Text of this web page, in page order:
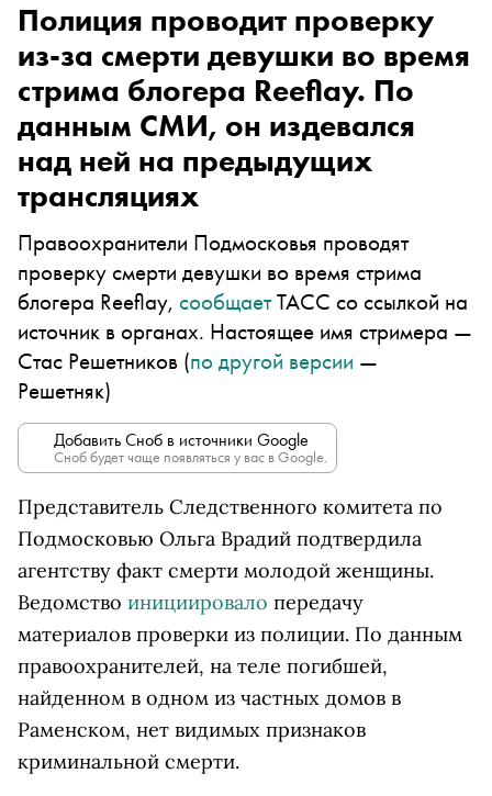
Полиция проводит проверку
из-за смерти девушки во время
стрима блогера Reeflay. По
данным СМИ, он издевался
над ней на предыдущих
трансляциях
Правоохранители Подмосковья проводят
проверку смерти девушки во время стрима
блогера Reeflay, сообщаетТАСС со ссылкой на
источник в органах. Настоящее имя стримера —
Стас Решетников (по другой версии —
Решетняк)
Добавить Сноб в источники Google
Сноб будет чаще появляться у вас в Google.
Представитель Следственного комитета по
Подмосковью Ольга Врадий подтвердила
агентству факт смерти молодой женщины.
Ведомство инициировало передачу
материалов проверки из полиции. По данным
правоохранителей, на теле погибшей,
найденном в одном из частных домов в
Раменском, нет видимых признаков
криминальной смерти.